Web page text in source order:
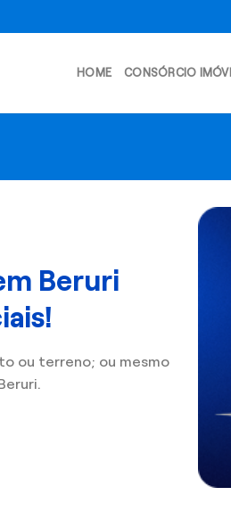
HOME CONSÓRCIO
Beruri
ou terreno; ou mesmo